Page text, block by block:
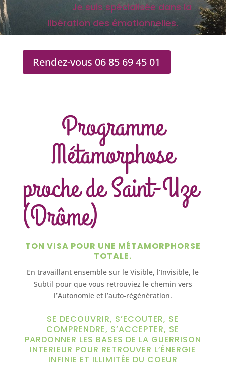
Je suis spécialisée dans la
libération des émotionnelles.
Rendez-vous 06 85 69 45 01
Programme
Métamorphose
proche de Saint-Uze
(Drôme)
TON VISA POUR UNE MÉTAMORPHORSE
TOTALE.
En travaillant ensemble sur le Visible, l’Invisible, le
Subtil pour que vous retrouviez le chemin vers
l’Autonomie et l’auto-régénération.
SE DECOUVRIR, S’ECOUTER, SE
COMPRENDRE, S’ACCEPTER, SE
PARDONNER LES BASES DE LA GUERRISON
INTERIEUR POUR RETROUVER L’ÉNERGIE
INFINIE ET ILLIMITÉE DU COEUR